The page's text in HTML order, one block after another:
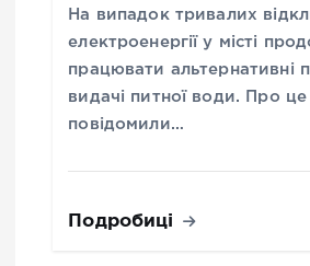
На випадок тривалих
електроенергії у місті
працювати альтернативні
видачі питної води. Про це
повідомили…
Подробиці